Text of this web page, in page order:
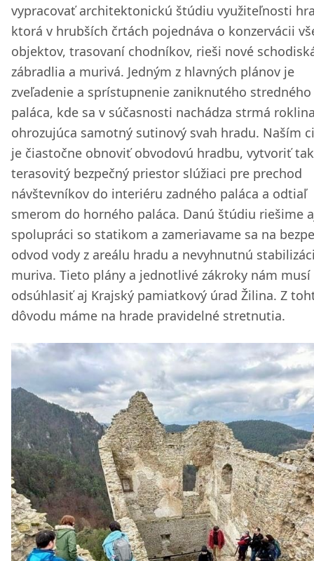
vypracovať architektonickú štúdiu využiteľnosti
ktorá v hrubších črtách pojednáva o konzervácii
objektov, trasovaní chodníkov, rieši nové
zábradlia a murivá. Jedným z hlavných plánov je
zveľadenie a sprístupnenie zaniknutého stredného
paláca, kde sa v súčasnosti nachádza strmá
ohrozujúca samotný sutinový svah hradu. Naším
je čiastočne obnoviť obvodovú hradbu, vytvoriť tak
terasovitý bezpečný priestor slúžiaci pre prechod
návštevníkov do interiéru zadného paláca a odtiaľ
smerom do horného paláca. Danú štúdiu riešime
spolupráci so statikom a zameriavame sa na
odvod vody z areálu hradu a nevyhnutnú
muriva. Tieto plány a jednotlivé zákroky nám musí
odsúhlasiť aj Krajský pamiatkový úrad Žilina. Z
dôvodu máme na hrade pravidelné stretnutia.